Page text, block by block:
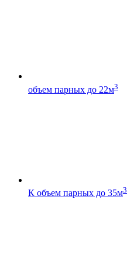
объем парных до 22м3
К объем парных до 35м3